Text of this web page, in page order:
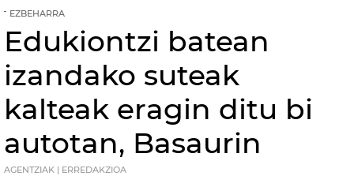
EZBEHARRA
Edukiontzi batean
izandako suteak
kalteak eragin ditu bi
autotan, Basaurin
AGENTZIAK | ERREDAKZIOA